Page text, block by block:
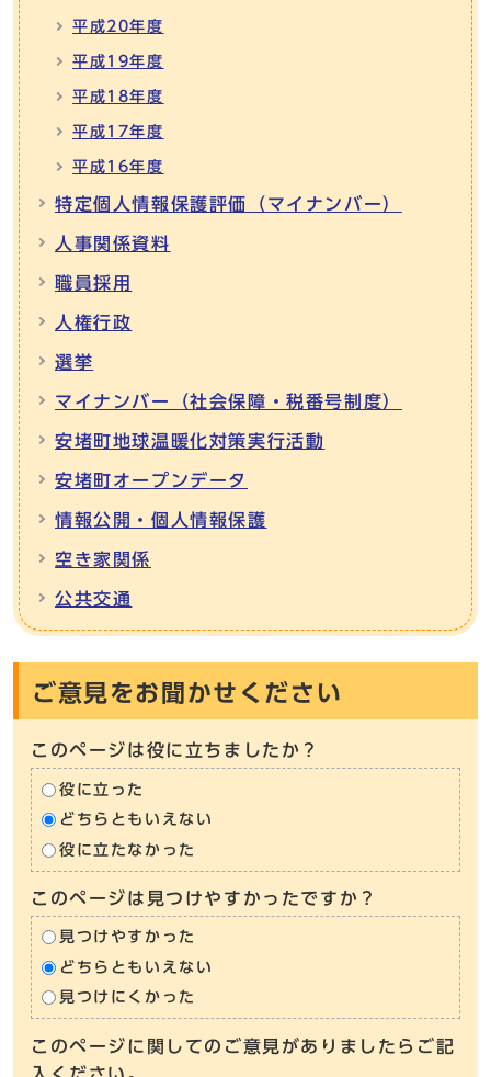
平成20年度
平成19年度
平成18年度
平成17年度
平成16年度
特定個人情報保護評価（マイナンバー）
人事関係資料
職員採用
人権行政
選挙
マイナンバー（社会保障・税番号制度）
安堵町地球温暖化対策実行活動
安堵町オープンデータ
情報公開・個人情報保護
空き家関係
公共交通
ご意見をお聞かせください
このページは役に立ちましたか？
役に立った
どちらともいえない
役に立たなかった
このページは見つけやすかったですか？
見つけやすかった
どちらともいえない
見つけにくかった
このページに関してのご意見がありましたらご記